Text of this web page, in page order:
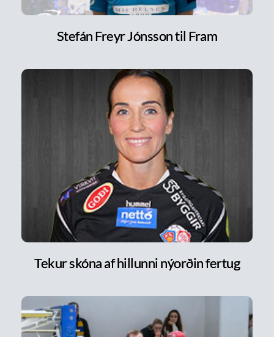
Stefán Freyr Jónsson til Fram
Tekur skóna af hillunni nýorðin fertug